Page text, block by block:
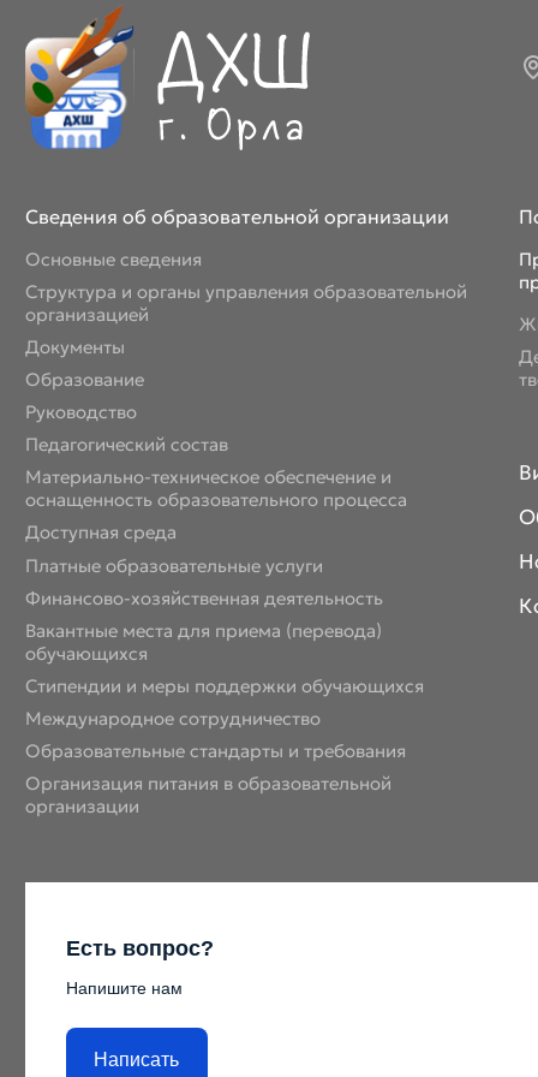
Сведения об образовательной организации
Основные сведения
Структура и органы управления образовательной
организацией
Документы
Образование
Руководство
Педагогический состав
Материально-техническое обеспечение и
оснащенность образовательного процесса
Доступная среда
Платные образовательные услуги
Финансово-хозяйственная деятельность
Вакантные места для приема (перевода)
обучающихся
Стипендии и меры поддержки обучающихся
Международное сотрудничество
Образовательные стандарты и требования
Организация питания в образовательной
организации
Есть вопрос?
Напишите нам
Написать